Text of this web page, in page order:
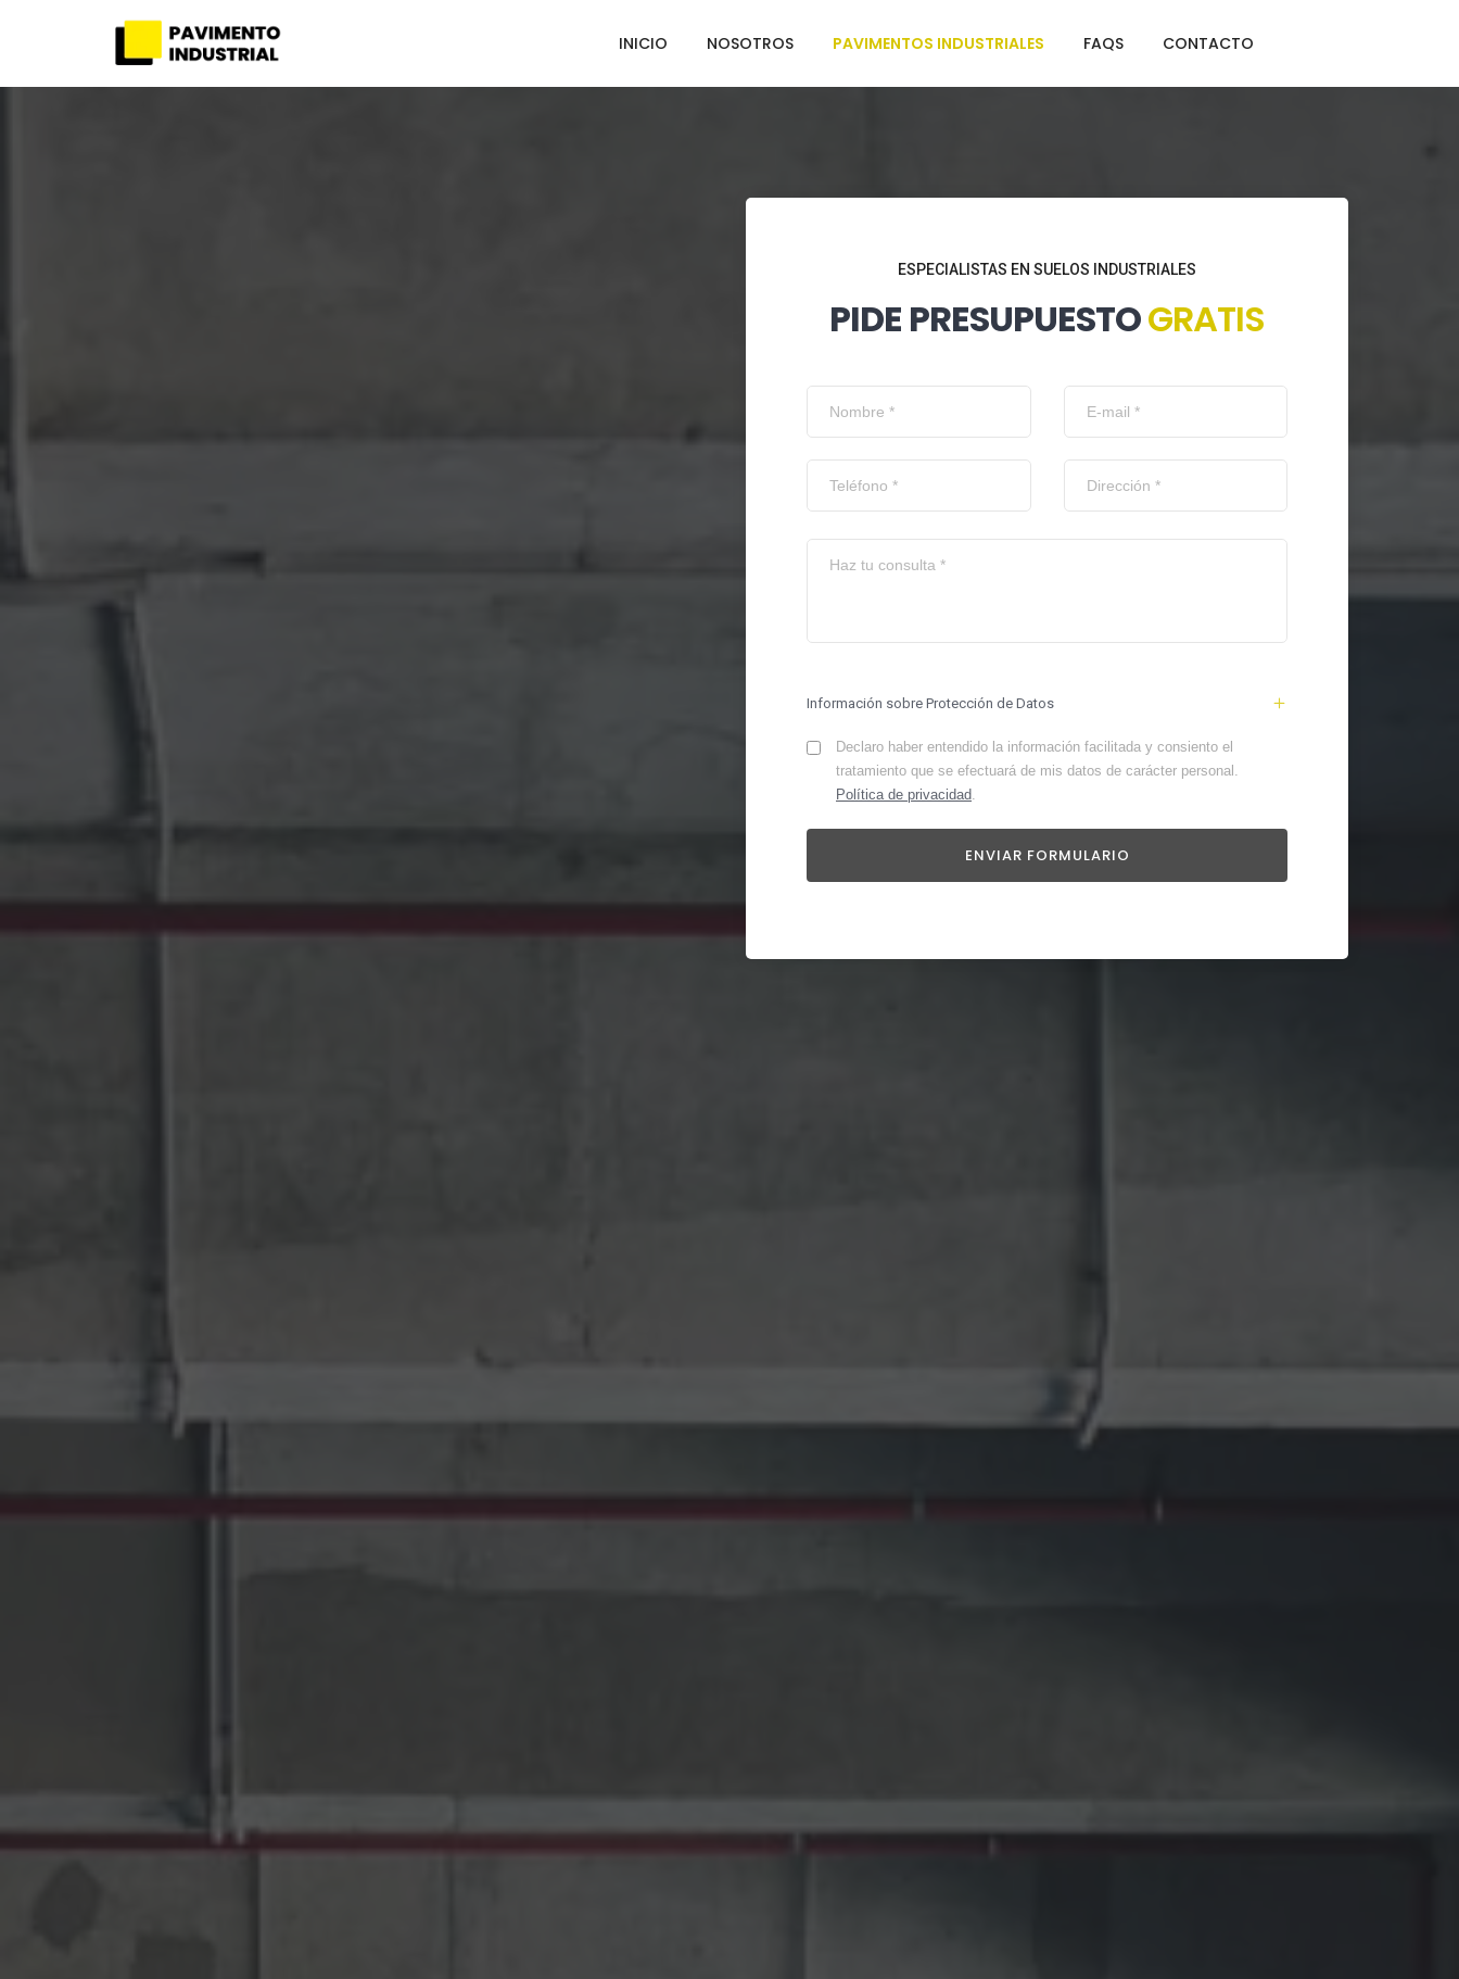
INICIO NOSOTROS PAVIMENTOS INDUSTRIALES FAQS CONTACTO
ESPECIALISTAS EN SUELOS INDUSTRIALES
PIDE PRESUPUESTOGRATIS
Información sobre Protección de Datos
Declaro haber entendido la información facilitada y consiento el
tratamiento que se efectuará de mis datos de carácter personal.
Política de privacidad.